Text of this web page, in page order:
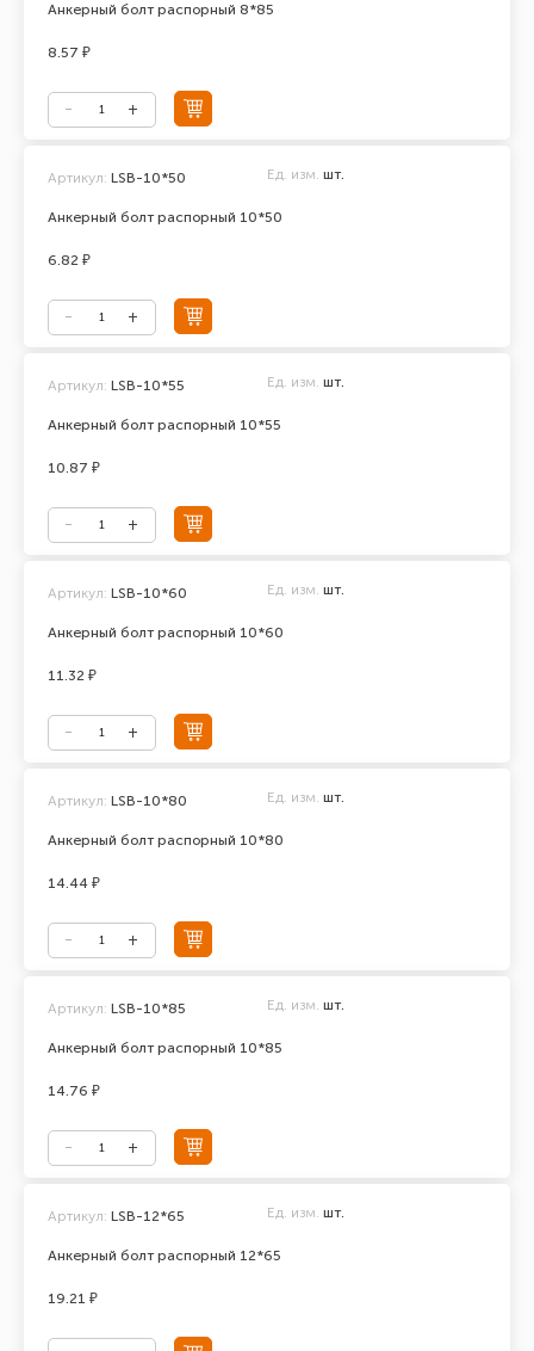
Анкерный болт распорный 8*85
8.57 ₽
Анкерный болт распорный 10*50
Артикул: LSB-10*50 Ед. изм. шт.
6.82 ₽
Анкерный болт распорный 10*55
Артикул: LSB-10*55 Ед. изм. шт.
10.87 ₽
Анкерный болт распорный 10*60
Артикул: LSB-10*60 Ед. изм. шт.
11.32 ₽
Анкерный болт распорный 10*80
Артикул: LSB-10*80 Ед. изм. шт.
14.44 ₽
Анкерный болт распорный 10*85
Артикул: LSB-10*85 Ед. изм. шт.
14.76 ₽
Анкерный болт распорный 12*65
Артикул: LSB-12*65 Ед. изм. шт.
19.21 ₽